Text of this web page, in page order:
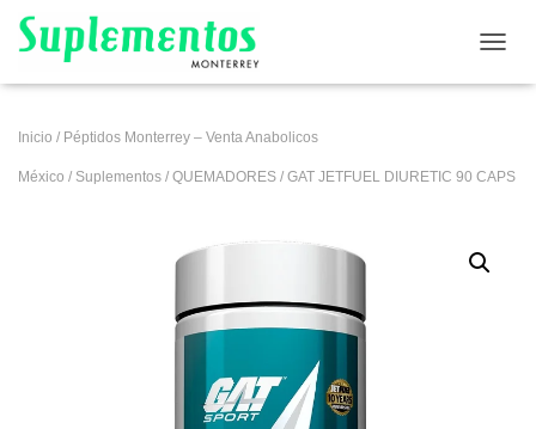
Inicio / Péptidos Monterrey – Venta Anabolicos
México / Suplementos / QUEMADORES / GAT JETFUEL DIURETIC 90 CAPS